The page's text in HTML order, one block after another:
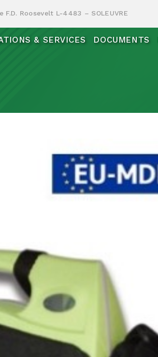
F.D. Roosevelt L-4483 – SOLEUVRE
& SERVICES DOCUMENTS